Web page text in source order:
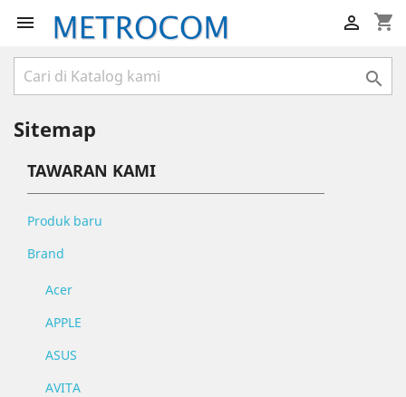
 shopping_cart


Sitemap
TAWARAN KAMI
Produk baru
Brand
Acer
APPLE
ASUS
AVITA